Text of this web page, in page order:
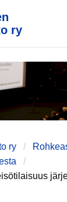
ry
ry